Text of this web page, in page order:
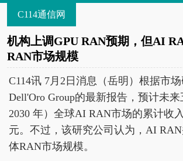
C114通信网
机构上调GPU RAN预期，但AI
RAN市场规模
C114讯 7月2日消息（岳明）根据市场
Dell'Oro Group的最新报告，预计未来
2030 年）全球AI RAN市场的累计收
元。不过，该研究公司认为，AI
体RAN市场规模。